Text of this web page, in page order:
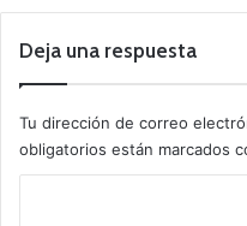
Deja una respuesta
Tu dirección de correo
obligatorios están marcados